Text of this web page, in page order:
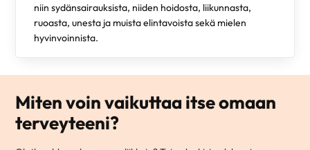
niin sydänsairauksista, niiden hoidosta, liikunnasta,
ruoasta, unesta ja muista elintavoista sekä mielen
hyvinvoinnista.
Miten voin vaikuttaa itse omaan
terveyteeni?